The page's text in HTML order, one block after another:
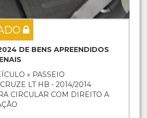
DE BENS APREENDIDOS
» PASSEIO
LT HB - 2014/2014
CIRCULAR COM DIREITO A